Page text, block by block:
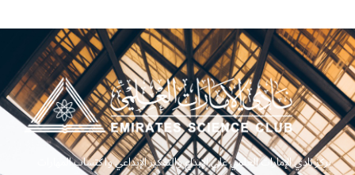
يركز نادي الإمارات العلمي على الإبداع والتفكير الإبداعي واكتساب المهارات